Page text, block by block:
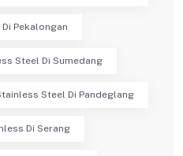
Pekalongan
Steel Di Sumedang
Steel Di Pandeglang
Di Serang